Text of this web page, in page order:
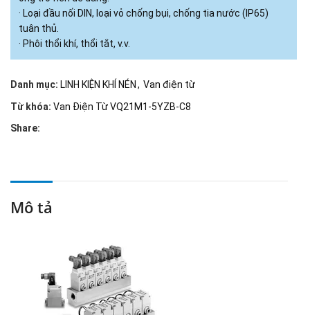
· Loại đầu nối DIN, loại vỏ chống bụi, chống tia nước (IP65)
tuân thủ.
· Phôi thổi khí, thổi tắt, v.v.
Danh mục: LINH KIỆN KHÍ NÉN , Van điện từ
Từ khóa: Van Điện Từ VQ21M1-5YZB-C8
Share:
Mô tả